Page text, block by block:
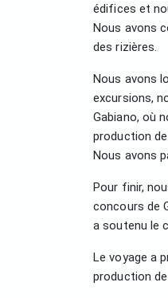
édifices et
Nous avons
des rizières.
Nous avons
excursions,
Gabiano, où
production
Nous avons
Pour finir,
concours de
a soutenu le
Le voyage a
production